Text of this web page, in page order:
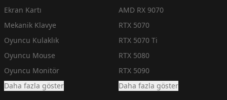
Ekran Kartı
Mekanik Klavye
Oyuncu Kulaklık
Oyuncu Mouse
Oyuncu Monitör
Daha fazla göster
AMD RX 9070
RTX 5070
RTX 5070 Ti
RTX 5080
RTX 5090
Daha fazla göster